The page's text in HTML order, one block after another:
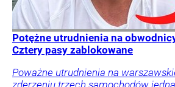
Potężne utrudnienia na
Cztery pasy zablokowane
Poważne utrudnienia na